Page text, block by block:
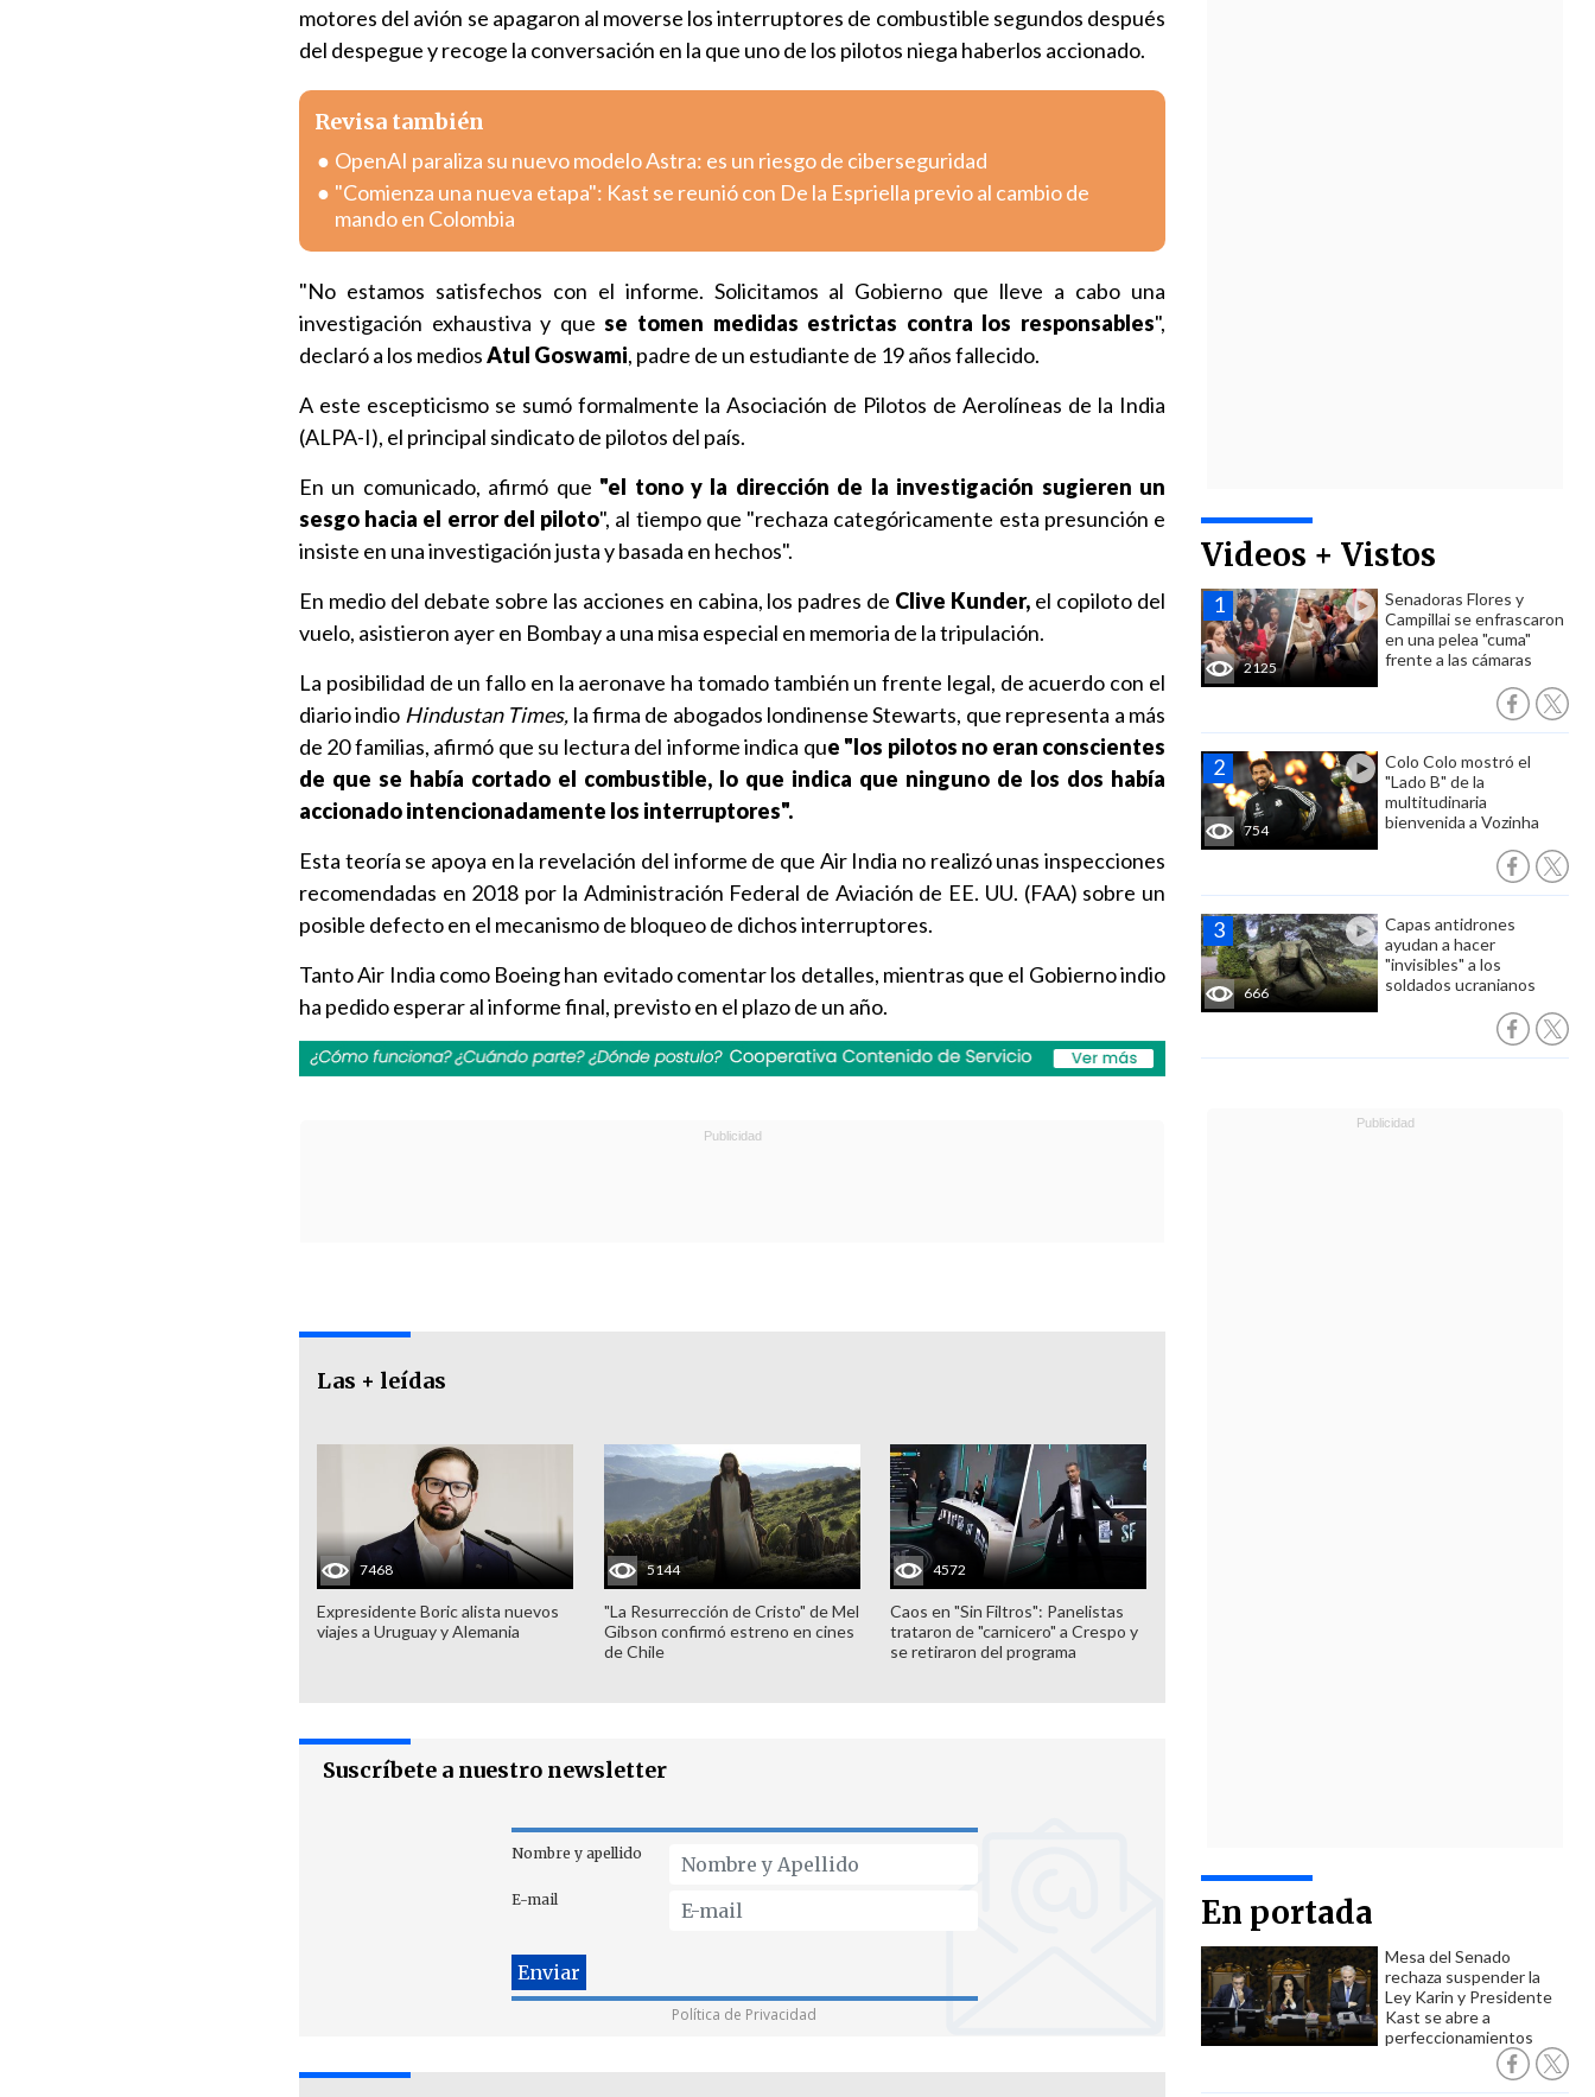
Videos + Vistos
2125
Senadoras Flores y
Campillai se enfrascaron
en una pelea "cuma"
frente a las cámaras
754
Colo Colo mostró el
"Lado B" de la
multitudinaria
bienvenida a Vozinha
666
Capas antidrones
ayudan a hacer
"invisibles" a los
soldados ucranianos
En portada
Mesa del Senado
rechaza suspender la
Ley Karin y Presidente
Kast se abre a
perfeccionamientos
motores del avión se apagaron al moverse los interruptores de combustible segundos después
del despegue y recoge la conversación en la que uno de los pilotos niega haberlos accionado.
Revisa también
OpenAI paraliza su nuevo modelo Astra: es un riesgo de ciberseguridad
"Comienza una nueva etapa": Kast se reunió con De la Espriella previo al cambio de
mando en Colombia
"No estamos satisfechos con el informe. Solicitamos al Gobierno que lleve a cabo una
investigación exhaustiva y quese tomen medidas estrictas contra los responsables",
declaró a los mediosAtul Goswami, padre de un estudiante de 19 años fallecido.
A este escepticismo se sumó formalmente la Asociación de Pilotos de Aerolíneas de la India
(ALPA-I), el principal sindicato de pilotos del país.
En un comunicado, afirmó que "el tono y la dirección de la investigación sugieren un
sesgo hacia el error del piloto", al tiempo que "rechaza categóricamente esta presunción e
insiste en una investigación justa y basada en hechos".
En medio del debate sobre las acciones en cabina, los padres de Clive Kunder, el copiloto del
vuelo, asistieron ayer en Bombay a una misa especial en memoria de la tripulación.
La posibilidad de un fallo en la aeronave ha tomado también un frente legal, de acuerdo con el
diario indio Hindustan Times, la firma de abogados londinense Stewarts, que representa a más
de 20 familias, afirmó que su lectura del informe indica que "los pilotos no eran conscientes
de que se había cortado el combustible, lo que indica que ninguno de los dos había
accionado intencionadamente los interruptores".
Esta teoría se apoya en la revelación del informe de que Air India no realizó unas inspecciones
recomendadas en 2018 por la Administración Federal de Aviación de EE. UU. (FAA) sobre un
posible defecto en el mecanismo de bloqueo de dichos interruptores.
Tanto Air India como Boeing han evitado comentar los detalles, mientras que el Gobierno indio
ha pedido esperar al informe final, previsto en el plazo de un año.
Las + leídas
7468
Expresidente Boric alista nuevos
viajes a Uruguay y Alemania
5144
"La Resurrección de Cristo" de Mel
Gibson confirmó estreno en cines
de Chile
4572
Caos en "Sin Filtros": Panelistas
trataron de "carnicero" a Crespo y
se retiraron del programa
Suscríbete a nuestro newsletter
Nombre y apellido
E-mail
Política de Privacidad